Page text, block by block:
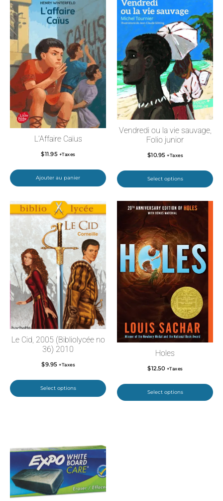
L’Affaire Caïus
$11.95 +Taxes
Ajouter au panier
Vendredi ou la vie sauvage,
Folio junior
$10.95 +Taxes
Select options
Le Cid, 2005 (Bibliolycée no
36) 2010
$9.95 +Taxes
Select options
Holes
$12.50 +Taxes
Select options